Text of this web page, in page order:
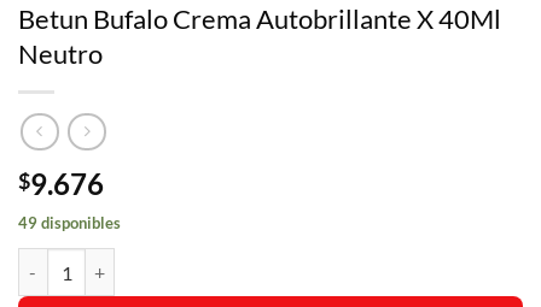
Betun Bufalo Crema Autobrillante X 40Ml
Neutro
$9.676
49 disponibles